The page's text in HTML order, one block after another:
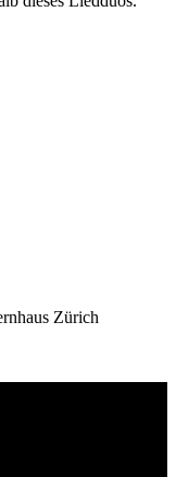
Zürich